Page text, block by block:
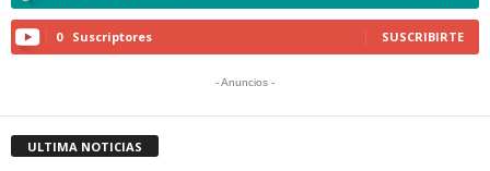
0 Suscriptores SUSCRIBIRTE
- Anuncios -
ULTIMA NOTICIAS